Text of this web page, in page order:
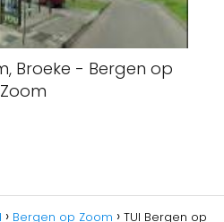
Broeke - Bergen op
Zoom
Bergen op Zoom TUI Bergen op